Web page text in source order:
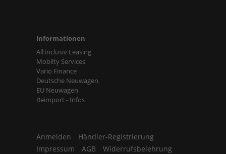
Informationen
All inclusiv Leasing
Mobilty Services
Vario Finance
Deutsche Neuwagen
EU Neuwagen
Reimport - Infos
Anmelden
Händler-Registrierung
Impressum
AGB
Widerrufsbelehrung